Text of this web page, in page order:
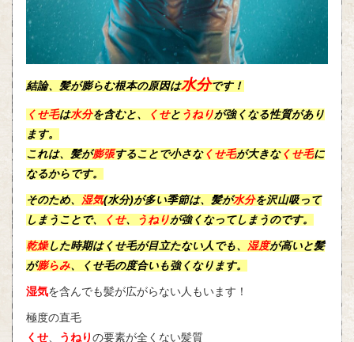
結論、髪が膨らむ根本の原因は水分です！
くせ毛は水分を含むと、 くせと うねり が強くなる性質があり
ます。
これは、髪が膨張することで小さなくせ毛が大きなくせ毛に
なるからです。
そのため、 湿気(水分)が多い季節は、髪が水分を沢山吸って
しまうことで、
くせ、 うねり が強くなってしまうのです。
乾燥した時期はくせ毛が目立たない人でも、 湿度が高いと髪
が膨らみ、くせ毛の度合いも強くなります。
湿気を含んでも髪が広がらない人もいます！
極度の直毛
くせ、 うねり の要素が全くない髪質